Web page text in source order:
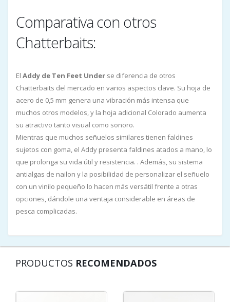
Comparativa con otros
Chatterbaits:
El Addy de Ten Feet Under se diferencia de otros
Chatterbaits del mercado en varios aspectos clave. Su hoja de
acero de 0,5 mm genera una vibración más intensa que
muchos otros modelos, y la hoja adicional Colorado aumenta
su atractivo tanto visual como sonoro.
Mientras que muchos señuelos similares tienen faldines
sujetos con goma, el Addy presenta faldines atados a mano, lo
que prolonga su vida útil y resistencia. . Además, su sistema
antialgas de nailon y la posibilidad de personalizar el señuelo
con un vinilo pequeño lo hacen más versátil frente a otras
opciones, dándole una ventaja considerable en áreas de
pesca complicadas.
PRODUCTOS RECOMENDADOS